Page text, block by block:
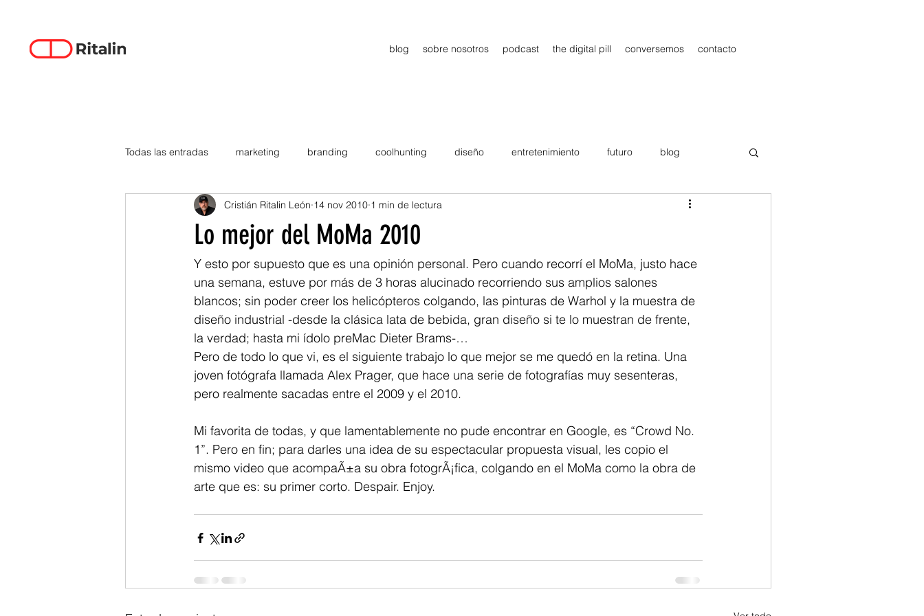
blog sobre nosotros podcast the digital pill conversemos contacto
Todas las entradas marketing branding coolhunting diseño entretenimiento futuro blog
data-driven creativity emprendimiento estrategia Publicidad
smartphones tecnología Viajes tendencias Wow B2B Showcase
Lo mejor del MoMa 2010
Cristián Ritalin León 14 nov 2010 1 min de lectura
Y esto por supuesto que es una opinión personal. Pero cuando recorrí el MoMa, justo hace
una semana, estuve por más de 3 horas alucinado recorriendo sus amplios salones
blancos; sin poder creer los helicópteros colgando, las pinturas de Warhol y la muestra de
diseño industrial -desde la clásica lata de bebida, gran diseño si te lo muestran de frente,
la verdad; hasta mi ídolo preMac Dieter Brams-…
Pero de todo lo que vi, es el siguiente trabajo lo que mejor se me quedó en la retina. Una
joven fotógrafa llamada Alex Prager, que hace una serie de fotografías muy sesenteras,
pero realmente sacadas entre el 2009 y el 2010.
Mi favorita de todas, y que lamentablemente no pude encontrar en Google, es “Crowd No.
1”. Pero en fin; para darles una idea de su espectacular propuesta visual, les copio el
mismo video que acompaÃ±a su obra fotogrÃ¡fica, colgando en el MoMa como la obra de
arte que es: su primer corto. Despair. Enjoy.